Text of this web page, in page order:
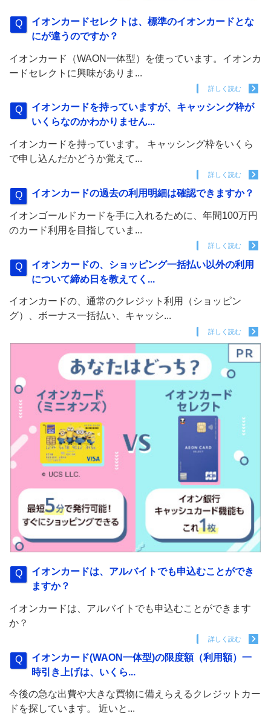
イオンカードセレクトは、標準のイオンカードとな
にが違うのですか？
イオンカード（WAON一体型）を使っています。イオンカ
ードセレクトに興味がありま...
詳しく読む
イオンカードを持っていますが、キャッシング枠が
いくらなのかわかりません...
イオンカードを持っています。 キャッシング枠をいくら
で申し込んだかどうか覚えて...
詳しく読む
イオンカードの過去の利用明細は確認できますか？
イオンゴールドカードを手に入れるために、年間100万円
のカード利用を目指していま...
詳しく読む
イオンカードの、ショッピング一括払い以外の利用
について締め日を教えてく...
イオンカードの、通常のクレジット利用（ショッピン
グ）、ボーナス一括払い、キャッシ...
詳しく読む
イオンカードは、アルバイトでも申込むことができ
ますか？
イオンカードは、アルバイトでも申込むことができます
か？
詳しく読む
イオンカード(WAON一体型)の限度額（利用額）一
時引き上げは、いくら...
今後の急な出費や大きな買物に備えらえるクレジットカー
ドを探しています。 近いと...